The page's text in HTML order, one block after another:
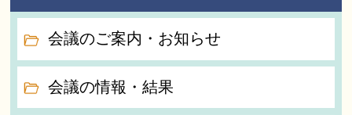
会議のご案内・お知らせ
会議の情報・結果